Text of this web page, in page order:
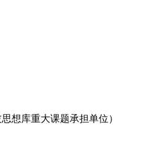
想库重大课题承担单位）